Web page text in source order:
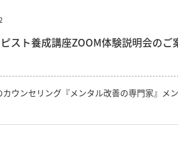
スト養成講座ZOOM体験説明会の
カウンセリング『メンタル改善の専門家』メ